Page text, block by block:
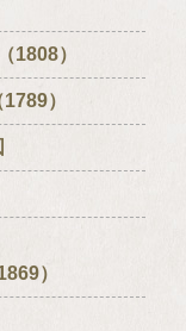
）
）
）